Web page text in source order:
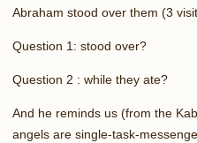
Abraham stood over them (3
Question 1: stood over?
Question 2 : while they ate?
And he reminds us (from the
angels are single-task-